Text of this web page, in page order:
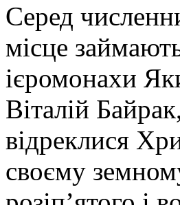
Серед
місце
ієромонахи
Віталій
відреклися
своєму